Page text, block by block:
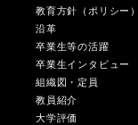
教育方針（ポリシー）
沿革
卒業生等の活躍
卒業生インタビュー
組織図・定員
教員紹介
大学評価